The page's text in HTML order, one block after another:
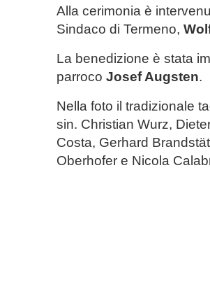
Alla cerimonia è
Sindaco di Termeno,
La benedizione è stata
parrocoJosef Augsten.
Nella foto il tradizionale
sin. Christian Wurz,
Costa, Gerhard
Oberhofer e Nicola